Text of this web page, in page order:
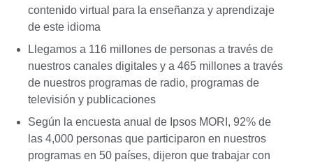
contenido virtual para la enseñanza y aprendizaje
de este idioma
Llegamos a 116 millones de personas a través de
nuestros canales digitales y a 465 millones a través
de nuestros programas de radio, programas de
televisión y publicaciones
Según la encuesta anual de Ipsos MORI, 92% de
las 4,000 personas que participaron en nuestros
programas en 50 países, dijeron que trabajar con